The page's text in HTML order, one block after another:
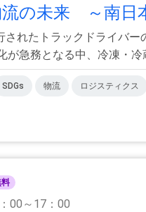
の未来 ～南日
されたトラックドライバ
が急務となる中、冷凍・冷
SDGs 物流 ロジスティクス
料
00～17：00